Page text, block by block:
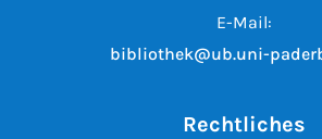
E-Mail:
bibliothek@ub.uni-
Rechtliches